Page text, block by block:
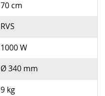
70 cm
RVS
1000 W
Ø 340 mm
9 kg